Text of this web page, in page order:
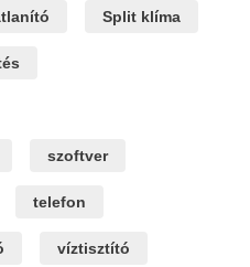
Split klíma
szoftver
telefon
víztisztító